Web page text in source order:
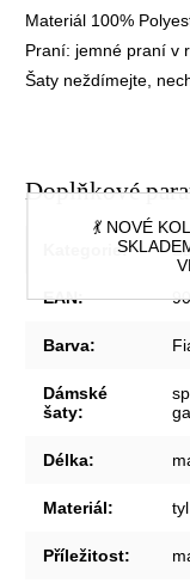
💃 NOVÉ
Materiál 100%
Praní: jemné praní v
Šaty neždímejte,
Doplňkové
Kategorie:
EAN:
Barva:
Dámské
šaty:
Délka:
Materiál: tyl
Příležitost: